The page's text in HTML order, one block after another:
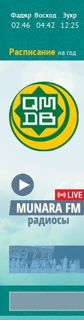
Фаджр
02:46
Восход
04:42
Зухр
12:25
Расписание на год